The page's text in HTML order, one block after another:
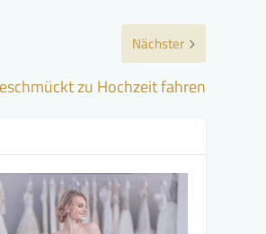
Nächster
zu Hochzeit fahren